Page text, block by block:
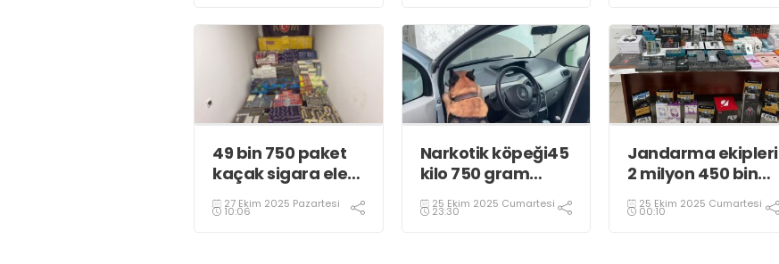
49 bin 750 paket
kaçak sigara ele
geçirildi
27 Ekim 2025 Pazartesi
10:06
Narkotik köpeği45
kilo 750 gram
eroin buldu
25 Ekim 2025 Cumartesi
23:30
Jandarma ekipleri
2 milyon 450 bin
TL’lik kaçak ürün
ele geçirdi
25 Ekim 2025 Cumartesi
00:10